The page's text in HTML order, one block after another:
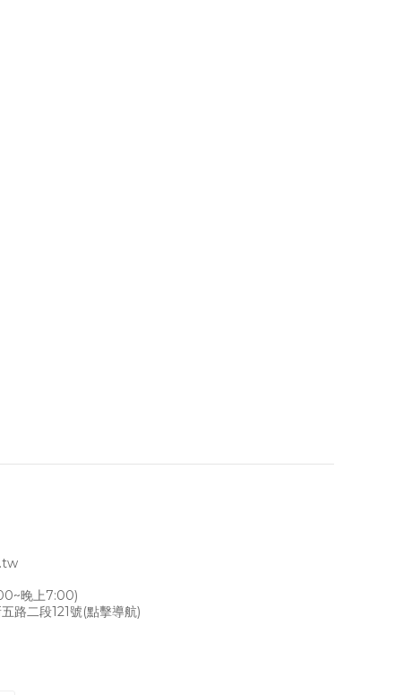
晚上7:00)
路二段121號(點擊導航)